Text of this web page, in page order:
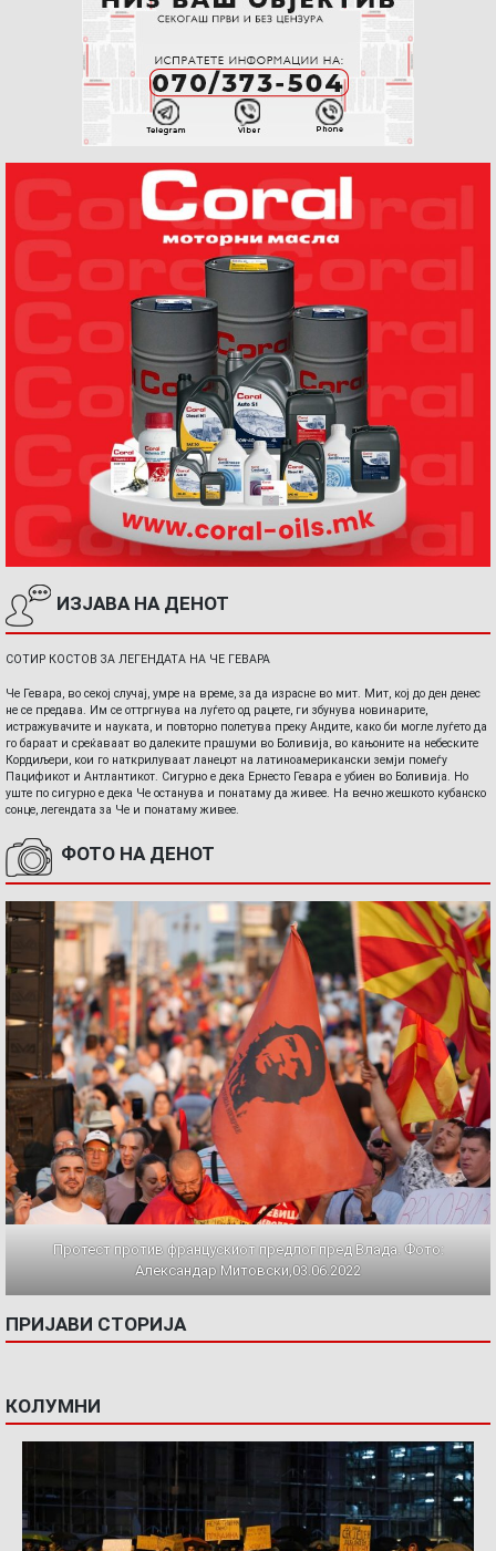
ИЗЈАВА НА ДЕНОТ
СОТИР КОСТОВ ЗА ЛЕГЕНДАТА НА ЧЕ ГЕВАРА
Че Гевара, во секој случај, умре на време, за да израсне во мит. Мит, кој до ден денес
не се предава. Им се оттргнува на луѓето од рацете, ги збунува новинарите,
истражувачите и науката, и повторно полетува преку Андите, како би могле луѓето да
го бараат и среќаваат во далеките прашуми во Боливија, во кањоните на небеските
Кордиљери, кои го наткрилуваат ланецот на латиноамерикански земји помеѓу
Пацификот и Антлантикот. Сигурно е дека Ернесто Гевара е убиен во Боливија. Но
уште по сигурно е дека Че останува и понатаму да живее. На вечно жешкото кубанско
сонце, легендата за Че и понатаму живее.
ФОТО НА ДЕНОТ
Протест против францускиот предлог пред Влада. Фото:
Александар Митовски,03.06.2022
ПРИЈАВИ СТОРИЈА
КОЛУМНИ